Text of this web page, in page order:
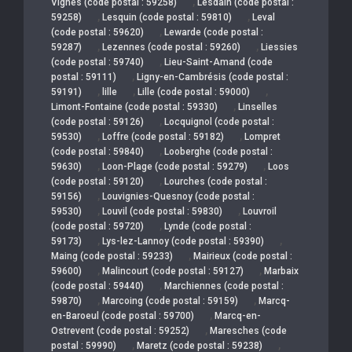
59258)
, Lesquin (code postal : 59810) , Leval
(code postal : 59620)
, Lewarde (code postal :
59287)
, Lezennes (code postal : 59260) , Liessies
(code postal : 59740)
, Lieu-Saint-Amand (code
postal : 59111)
, Ligny-en-Cambrésis (code postal :
59191)
, lille , Lille (code postal : 59000) ,
Limont-Fontaine (code postal : 59330) , Linselles
(code postal : 59126)
, Locquignol (code postal :
59530)
, Loffre (code postal : 59182) , Lompret
(code postal : 59840)
, Looberghe (code postal :
59630)
, Loon-Plage (code postal : 59279) , Loos
(code postal : 59120)
, Lourches (code postal :
59156)
, Louvignies-Quesnoy (code postal :
59530)
, Louvil (code postal : 59830) , Louvroil
(code postal : 59720)
, Lynde (code postal :
59173)
, Lys-lez-Lannoy (code postal : 59390) ,
Maing (code postal : 59233) , Mairieux (code postal :
59600)
, Malincourt (code postal : 59127) , Marbaix
(code postal : 59440)
, Marchiennes (code postal :
59870)
, Marcoing (code postal : 59159) , Marcq-
en-Baroeul (code postal : 59700)
, Marcq-en-
Ostrevent (code postal : 59252)
, Maresches (code
postal : 59990)
, Maretz (code postal : 59238) ,